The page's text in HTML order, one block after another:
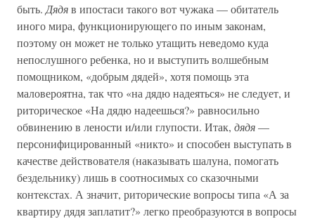
быть. Дядяв ипостаси такого вот чужака — обитатель
иного мира, функционирующего по иным законам,
поэтому он может не только утащить неведомо куда
непослушного ребенка, но и выступить волшебным
помощником, «добрым дядей», хотя помощь эта
маловероятна, так что «на дядю надеяться» не следует, и
риторическое «На дядю надеешься?» равносильно
обвинению в лености и/или глупости. Итак, дядя—
персонифицированный «никто» и способен выступать в
качестве действователя (наказывать шалуна, помогать
бездельнику) лишь в соотносимых со сказочными
контекстах. А значит, риторические вопросы типа «А за
квартиру дядя заплатит?» легко преобразуются в вопросы